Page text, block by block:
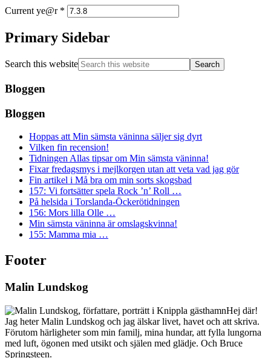
Current ye@r *
Primary Sidebar
Search this website
Bloggen
Bloggen
Hoppas att Min sämsta väninna säljer sig dyrt
Vilken fin recension!
Tidningen Allas tipsar om Min sämsta väninna!
Fixar fredagsmys i mejlkorgen utan att veta vad jag gör
Fin artikel i Må bra om min sorts skogsbad
157: Vi fortsätter spela Rock ’n’ Roll …
På helsida i Torslanda-Öckerötidningen
156: Mors lilla Olle …
Min sämsta väninna är omslagskvinna!
155: Mamma mia …
Footer
Malin Lundskog
Hej där!
Jag heter Malin Lundskog och jag älskar livet, havet och att skriva.
Förutom härligheter som min familj, mina hundar, att fylla lungorna
med luft, ögonen med utsikt och själen med glädje. Och Bruce
Springsteen.